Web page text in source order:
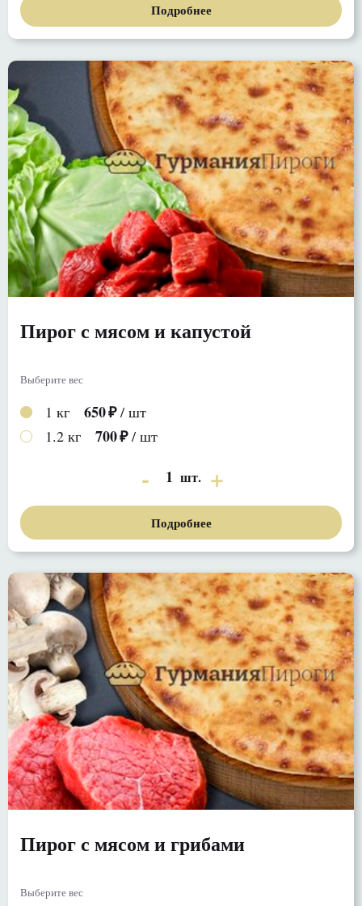
Подробнее
Пирог с мясом и капустой
Выберите вес
1 кг 650 / шт
1.2 кг
700 / шт
1 шт.
Подробнее
Пирог с мясом и грибами
Выберите вес